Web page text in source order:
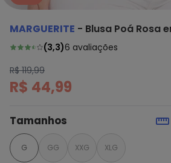
MARGUERITE - Blusa Poá Rosa
(3,3)6 avaliações
R$ 119,99
R$ 44,99
Tamanhos
G GG XXG XLG